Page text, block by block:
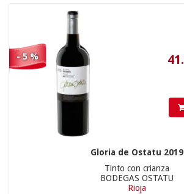
- 5 %
Gloria de Ostatu 2019
Tinto con crianza
BODEGAS OSTATU
Rioja
12.25€